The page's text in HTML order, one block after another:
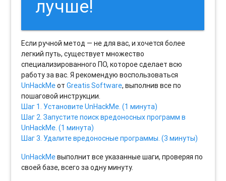
лучше!
Если ручной метод — не для вас, и хочется более
легкий путь, существует множество
специализированного ПО, которое сделает всю
работу за вас. Я рекомендую воспользоваться
UnHackMeотGreatis Software, выполнив все по
пошаговой инструкции.
Шаг 1. Установите UnHackMe. (1 минута)
Шаг 2. Запустите поиск вредоносных программ в
UnHackMe. (1 минута)
Шаг 3. Удалите вредоносные программы. (3 минуты)
UnHackMeвыполнит все указанные шаги, проверяя по
своей базе, всего за одну минуту.